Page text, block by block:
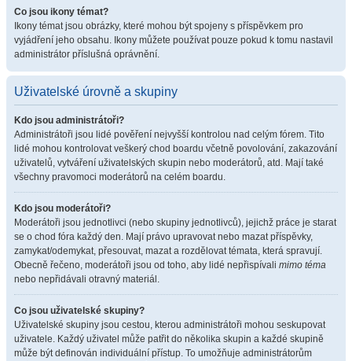
Co jsou ikony témat?
Ikony témat jsou obrázky, které mohou být spojeny s příspěvkem pro
vyjádření jeho obsahu. Ikony můžete používat pouze pokud k tomu nastavil
administrátor příslušná oprávnění.
Uživatelské úrovně a skupiny
Kdo jsou administrátoři?
Administrátoři jsou lidé pověření nejvyšší kontrolou nad celým fórem. Tito
lidé mohou kontrolovat veškerý chod boardu včetně povolování, zakazování
uživatelů, vytváření uživatelských skupin nebo moderátorů, atd. Mají také
všechny pravomoci moderátorů na celém boardu.
Kdo jsou moderátoři?
Moderátoři jsou jednotlivci (nebo skupiny jednotlivců), jejichž práce je starat
se o chod fóra každý den. Mají právo upravovat nebo mazat příspěvky,
zamykat/odemykat, přesouvat, mazat a rozdělovat témata, která spravují.
Obecně řečeno, moderátoři jsou od toho, aby lidé nepřispívali mimo téma
nebo nepřidávali otravný materiál.
Co jsou uživatelské skupiny?
Uživatelské skupiny jsou cestou, kterou administrátoři mohou seskupovat
uživatele. Každý uživatel může patřit do několika skupin a každé skupině
může být definován individuální přístup. To umožňuje administrátorům